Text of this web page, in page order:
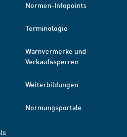
Normen-Infopoints
Terminologie
Warnvermerke und
Verkaufssperren
Weiterbildungen
Normungsportale